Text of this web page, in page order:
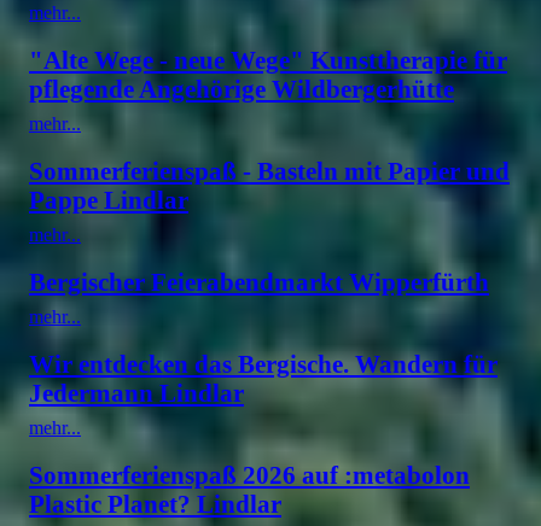
mehr...
"Alte Wege - neue Wege" Kunsttherapie für
pflegende Angehörige Wildbergerhütte
mehr...
Sommerferienspaß - Basteln mit Papier und
Pappe Lindlar
mehr...
Bergischer Feierabendmarkt Wipperfürth
mehr...
Wir entdecken das Bergische. Wandern für
Jedermann Lindlar
mehr...
Sommerferienspaß 2026 auf :metabolon
Plastic Planet? Lindlar